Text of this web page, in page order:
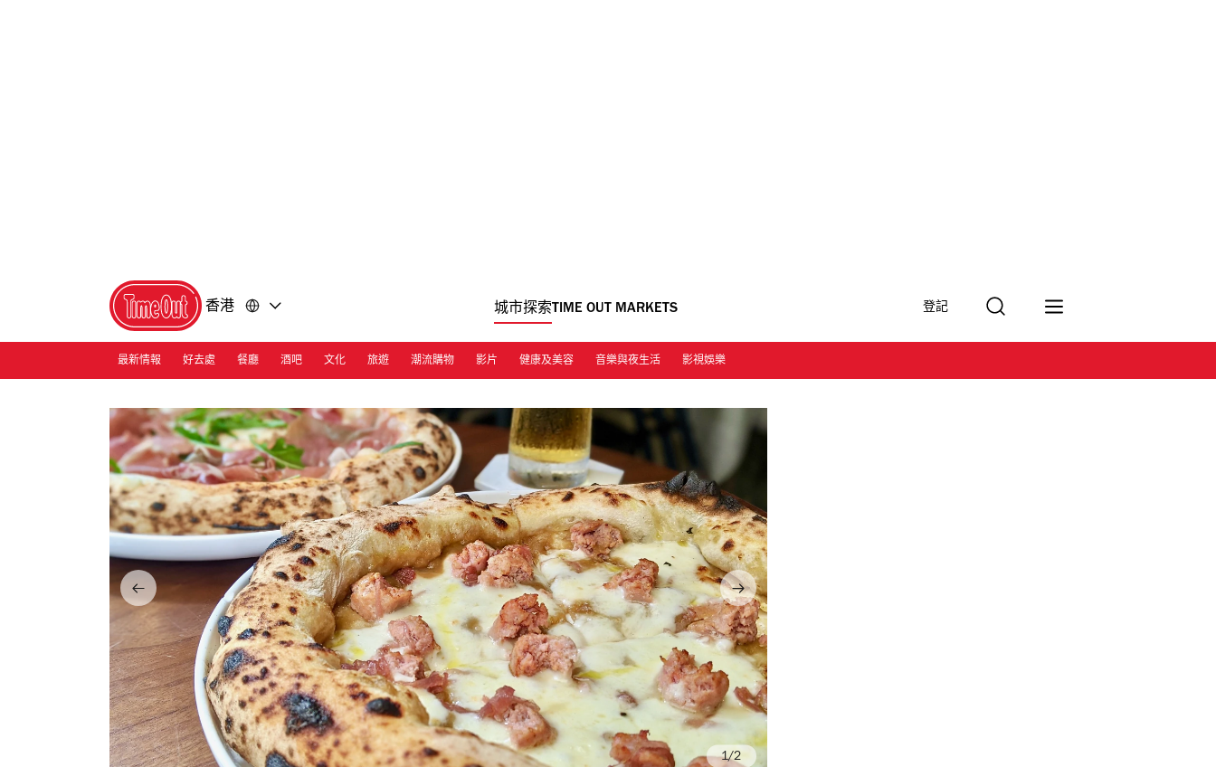
香港 城市探索TIME OUT MARKETS 登記
最新情報 好去處 餐廳 酒吧 文化 旅遊 潮流購物 影片 健康及美容 音樂與夜生活 影視娛樂
/2